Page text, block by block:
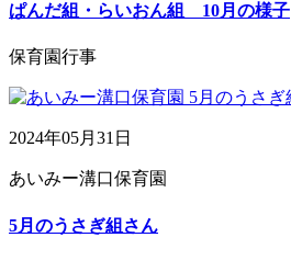
ぱんだ組・らいおん組 10月の様子
保育園行事
2024年05月31日
あいみー溝口保育園
5月のうさぎ組さん